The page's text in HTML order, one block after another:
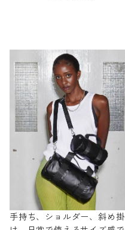
手持ち、ショルダー、斜め掛